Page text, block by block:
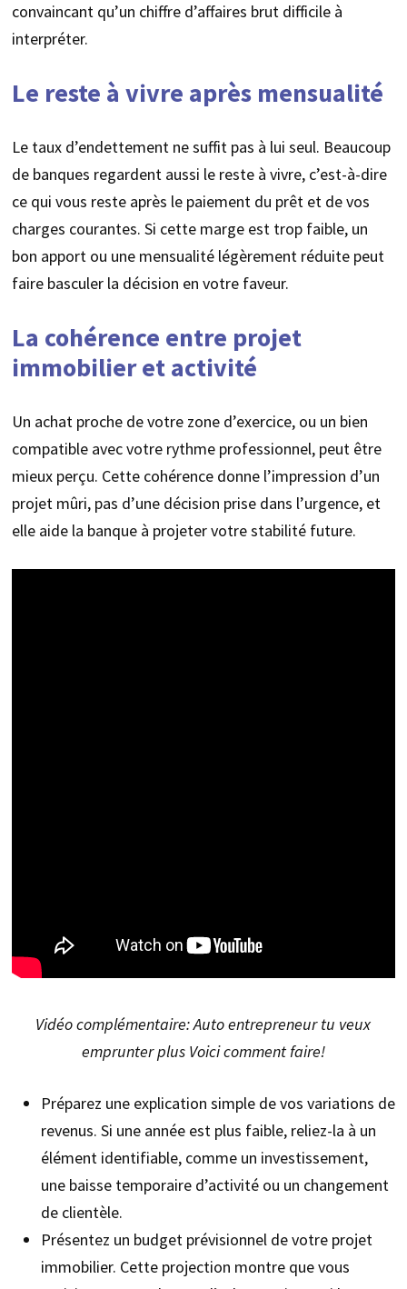
convaincant qu’un chiffre d’affaires brut difficile à
interpréter.
Le reste à vivre après mensualité
Le taux d’endettement ne suffit pas à lui seul. Beaucoup
de banques regardent aussi le reste à vivre, c’est-à-dire
ce qui vous reste après le paiement du prêt et de vos
charges courantes. Si cette marge est trop faible, un
bon apport ou une mensualité légèrement réduite peut
faire basculer la décision en votre faveur.
La cohérence entre projet
immobilier et activité
Un achat proche de votre zone d’exercice, ou un bien
compatible avec votre rythme professionnel, peut être
mieux perçu. Cette cohérence donne l’impression d’un
projet mûri, pas d’une décision prise dans l’urgence, et
elle aide la banque à projeter votre stabilité future.
Vidéo complémentaire: Auto entrepreneur tu veux
emprunter plus Voici comment faire!
Préparez une explication simple de vos variations de
revenus. Si une année est plus faible, reliez-la à un
élément identifiable, comme un investissement,
une baisse temporaire d’activité ou un changement
de clientèle.
Présentez un budget prévisionnel de votre projet
immobilier. Cette projection montre que vous